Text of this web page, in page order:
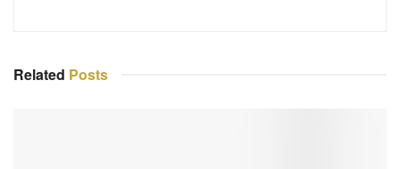
Related Posts